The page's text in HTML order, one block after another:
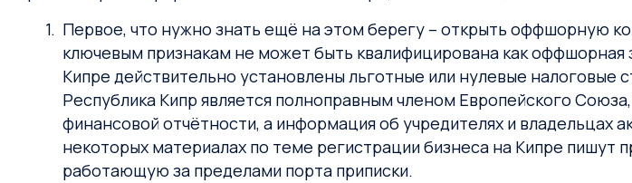
Первое, что нужно знать ещё на этом берегу – открыть оффшорную
ключевым признакам не может быть квалифицирована как оффшорная
Кипре действительно установлены льготные или нулевые налоговые
Республика Кипр является полноправным членом Европейского
финансовой отчётности, а информация об учредителях и владельцах
некоторых материалах по теме регистрации бизнеса на Кипре
работающую за пределами порта приписки.